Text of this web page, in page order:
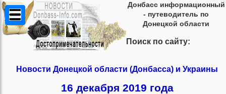
Донбасс информационный
- путеводитель по
Донецкой области
Поиск по сайту:
Новости Донецкой области (Донбасса) и Украины
16 декабря 2019 года